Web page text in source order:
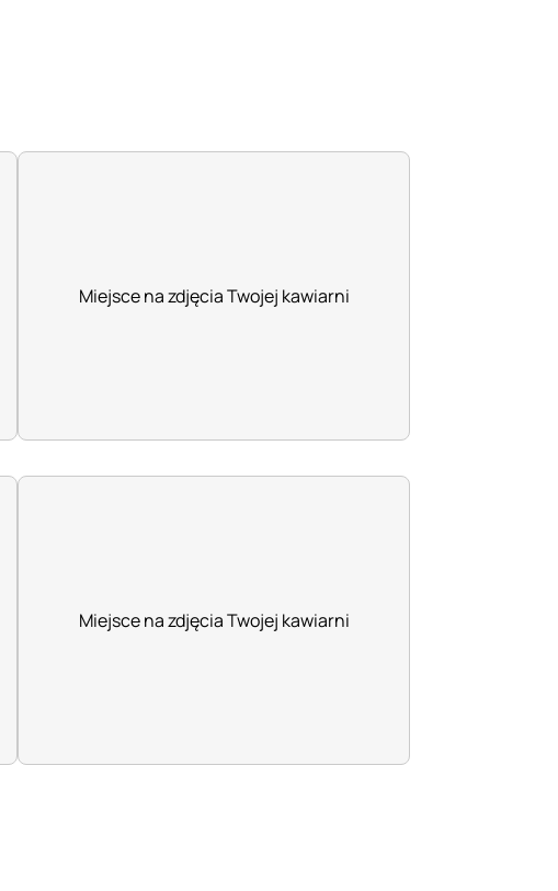
Miejsce na zdjęcia Twojej kawiarni
Miejsce na zdjęcia Twojej kawiarni